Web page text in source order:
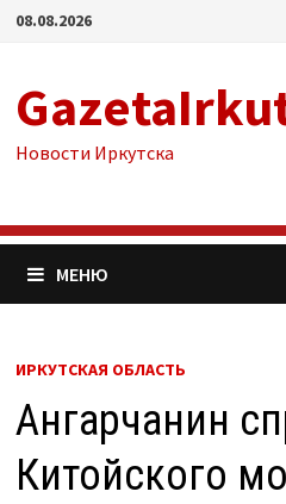
Перейти
08.08.2026
Новости Иркутска
МЕНЮ
ИРКУТСКАЯ ОБЛАСТЬ
Ангарчанин
Китойского